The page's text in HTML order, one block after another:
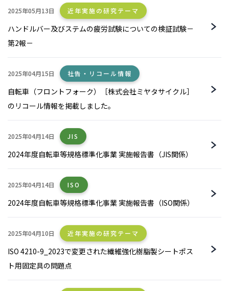
2025年05月13日 近年実施の研究テーマ
ハンドルバー及びステムの疲労試験についての検証試験－
第2報－
2025年04月15日 社告・リコール情報
自転車（フロントフォーク）［株式会社ミヤタサイクル］
のリコール情報を掲載しました。
2025年04月14日 JIS
2024年度自転車等規格標準化事業 実施報告書（JIS関係）
2025年04月14日 ISO
2024年度自転車等規格標準化事業 実施報告書（ISO関係）
2025年04月10日 近年実施の研究テーマ
ISO 4210-9_2023で変更された繊維強化樹脂製シートポス
ト用固定具の問題点